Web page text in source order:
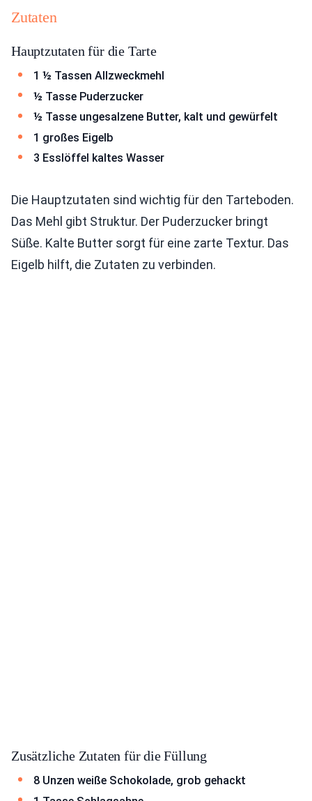
Zutaten
Hauptzutaten für die Tarte
1 ½ Tassen Allzweckmehl
½ Tasse Puderzucker
½ Tasse ungesalzene Butter, kalt und gewürfelt
1 großes Eigelb
3 Esslöffel kaltes Wasser
Die Hauptzutaten sind wichtig für den Tarteboden.
Das Mehl gibt Struktur. Der Puderzucker bringt
Süße. Kalte Butter sorgt für eine zarte Textur. Das
Eigelb hilft, die Zutaten zu verbinden.
Zusätzliche Zutaten für die Füllung
8 Unzen weiße Schokolade, grob gehackt